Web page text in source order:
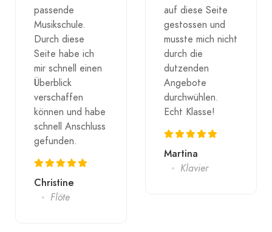
passende
Musikschule.
Durch diese
Seite habe ich
mir schnell einen
Überblick
verschaffen
können und habe
schnell Anschluss
gefunden.
Christine
Flöte
auf diese Seite
gestossen und
musste mich nicht
durch die
dutzenden
Angebote
durchwühlen.
Echt Klasse!
Martina
Klavier